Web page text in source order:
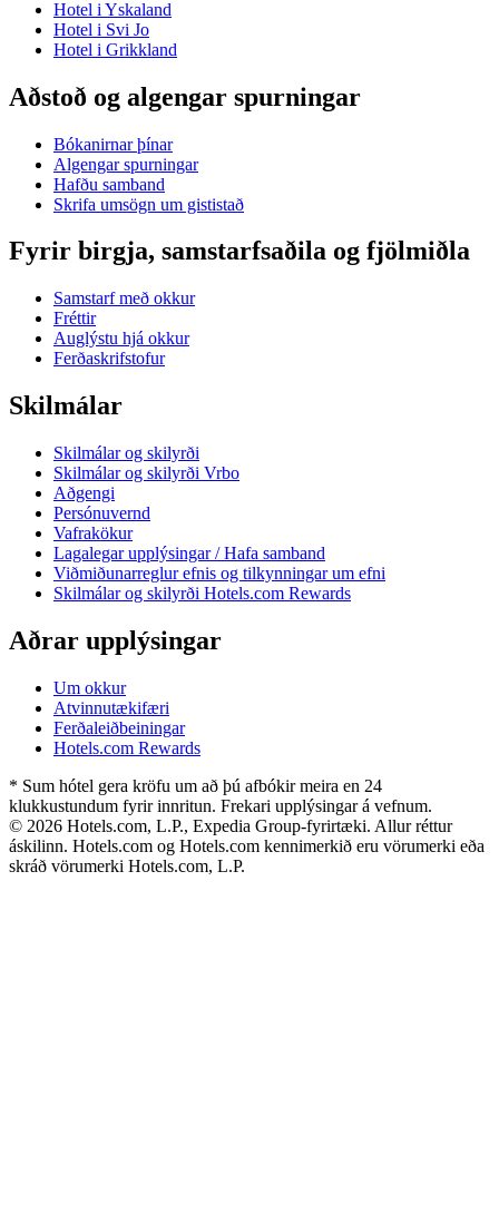
Hotel i Yskaland
Hotel i Svi Jo
Hotel i Grikkland
Aðstoð og algengar spurningar
Bókanirnar þínar
Algengar spurningar
Hafðu samband
Skrifa umsögn um gististað
Fyrir birgja, samstarfsaðila og fjölmiðla
Samstarf með okkur
Fréttir
Auglýstu hjá okkur
Ferðaskrifstofur
Skilmálar
Skilmálar og skilyrði
Skilmálar og skilyrði Vrbo
Aðgengi
Persónuvernd
Vafrakökur
Lagalegar upplýsingar / Hafa samband
Viðmiðunarreglur efnis og tilkynningar um efni
Skilmálar og skilyrði Hotels.com Rewards
Aðrar upplýsingar
Um okkur
Atvinnutækifæri
Ferðaleiðbeiningar
Hotels.com Rewards
* Sum hótel gera kröfu um að þú afbókir meira en 24
klukkustundum fyrir innritun. Frekari upplýsingar á vefnum.
© 2026 Hotels.com, L.P., Expedia Group-fyrirtæki. Allur réttur
áskilinn. Hotels.com og Hotels.com kennimerkið eru vörumerki eða
skráð vörumerki Hotels.com, L.P.